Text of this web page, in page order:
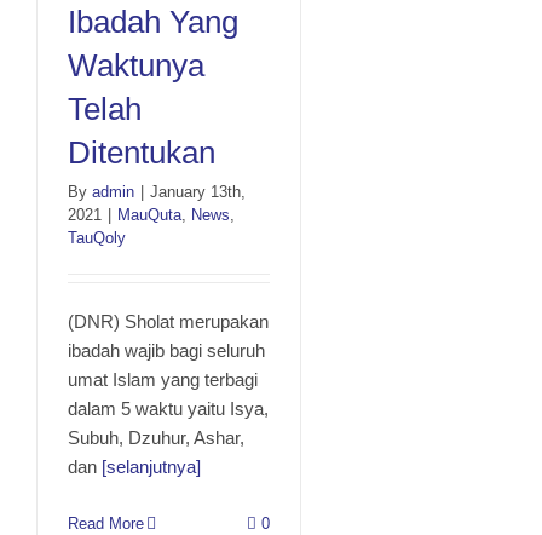
Ibadah Yang
Waktunya
Telah
Ditentukan
By admin
January 13th,
2021
MauQuta, News,
TauQoly
(DNR) Sholat merupakan
ibadah wajib bagi seluruh
umat Islam yang terbagi
dalam 5 waktu yaitu Isya,
Subuh, Dzuhur, Ashar,
dan [selanjutnya]
Read More 0